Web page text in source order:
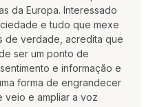
da Europa. Interessado
e tudo que mexe
de verdade, acredita que
ser um ponto de
e informação e
forma de engrandecer
veio e ampliar a voz